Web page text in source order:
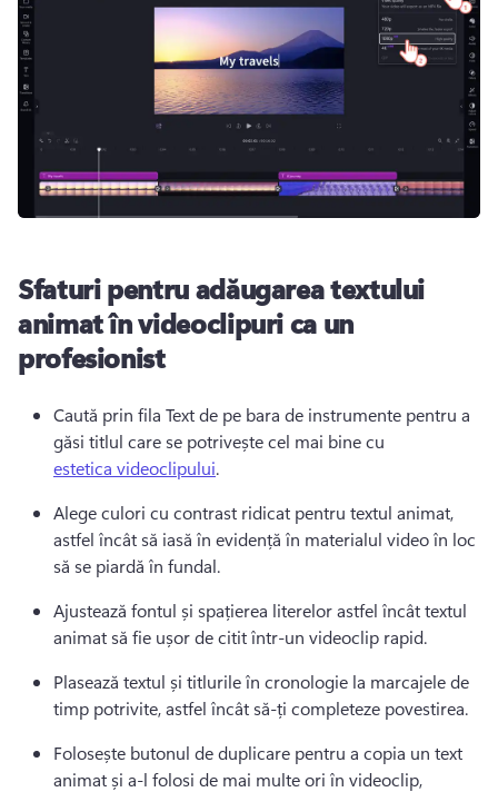
Sfaturi pentru adăugarea textului
animat în videoclipuri ca un
profesionist
Caută prin fila Text de pe bara de instrumente pentru a
găsi titlul care se potrivește cel mai bine cu
estetica videoclipului.
Alege culori cu contrast ridicat pentru textul animat,
astfel încât să iasă în evidență în materialul video în loc
să se piardă în fundal.
Ajustează fontul și spațierea literelor astfel încât textul
animat să fie ușor de citit într-un videoclip rapid.
Plasează textul și titlurile în cronologie la marcajele de
timp potrivite, astfel încât să-ți completeze povestirea.
Folosește butonul de duplicare pentru a copia un text
animat și a-l folosi de mai multe ori în videoclip,